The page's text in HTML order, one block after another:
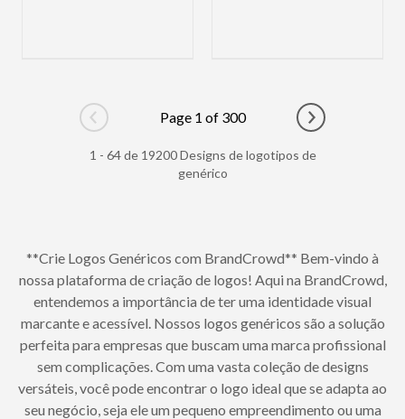
Go to previous page
Page 1 of 300
Go to next
1 - 64 de 19200 Designs de logotipos de
genérico
**Crie Logos Genéricos com BrandCrowd** Bem-vindo à
nossa plataforma de criação de logos! Aqui na BrandCrowd,
entendemos a importância de ter uma identidade visual
marcante e acessível. Nossos logos genéricos são a solução
perfeita para empresas que buscam uma marca profissional
sem complicações. Com uma vasta coleção de designs
versáteis, você pode encontrar o logo ideal que se adapta ao
seu negócio, seja ele um pequeno empreendimento ou uma